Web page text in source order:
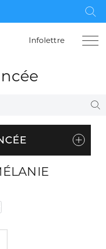
Infolettre